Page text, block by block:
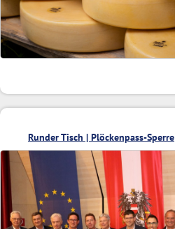
Runder Tisch | Plöckenpass-Sperre